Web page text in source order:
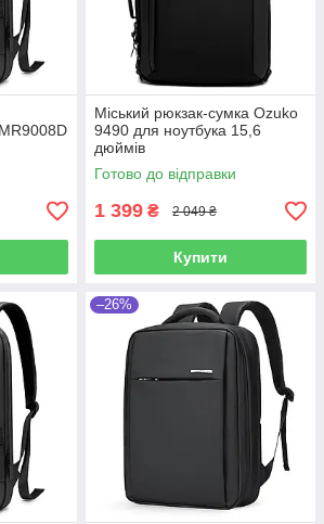
Міський рюкзак-сумка Ozuko
9490 для ноутбука 15,6
дюймів
Готово до відправки
1 399 ₴ 2 049 ₴
Купити
–26%